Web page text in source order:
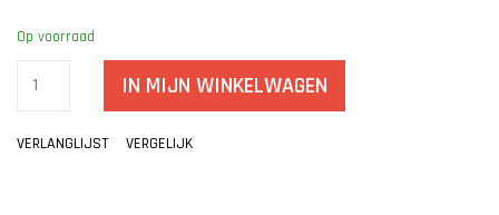
Op voorraad
IN MIJN WINKELWAGEN
VERLANGLIJST VERGELIJK